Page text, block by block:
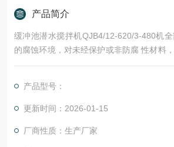
产品简介
缓冲池潜水搅拌机QJB4/12-620/3-480机
的腐蚀环境，对未经保护或非防腐 性材料
处理和涂防锈漆。
产品型号：
更新时间：2026-01-15
厂商性质：生产厂家